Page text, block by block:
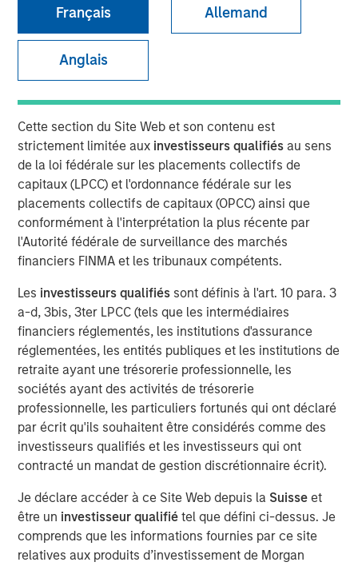
Français Allemand
Anglais
Cette section du Site Web et son contenu est
strictement limitée aux investisseurs qualifiésau sens
de la loi fédérale sur les placements collectifs de
capitaux (LPCC) et l'ordonnance fédérale sur les
placements collectifs de capitaux (OPCC) ainsi que
conformément à l'interprétation la plus récente par
l'Autorité fédérale de surveillance des marchés
financiers FINMA et les tribunaux compétents.
Les investisseurs qualifiés sont définis à l'art. 10 para. 3
a-d, 3bis, 3ter LPCC (tels que les intermédiaires
financiers réglementés, les institutions d'assurance
réglementées, les entités publiques et les institutions de
retraite ayant une trésorerie professionnelle, les
sociétés ayant des activités de trésorerie
professionnelle, les particuliers fortunés qui ont déclaré
par écrit qu'ils souhaitent être considérés comme des
investisseurs qualifiés et les investisseurs qui ont
contracté un mandat de gestion discrétionnaire écrit).
Je déclare accéder à ce Site Web depuis la Suisse et
être un investisseur qualifiétel que défini ci-dessus. Je
comprends que les informations fournies par ce site
relatives aux produits d’investissement de Morgan
How a Strategic Allocation
to Loans Can Shine in
2026
07 JANVIER 2026
The Authors
Peter M. Campo, CFA
Managing Director
Christopher Remington
Managing Director
We enter 2026 with a constructive view on the liquid
floating-rate loan market, thanks to a favorable
combination of policy tailwinds and market dynamics.
We anticipate resilient—if moderating—credit
fundamentals, positive technicals, and compelling
relative value versus other major asset classes. Loans
have a unique mix of senior secured positioning, floating-
rate income, liquidity, and attractive starting yields that
historically have benefited from this kind of environment